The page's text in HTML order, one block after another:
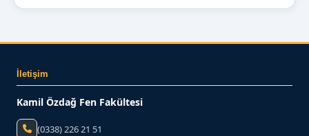
İletişim
Kamil Özdağ Fen Fakültesi
(0338) 226 21 51